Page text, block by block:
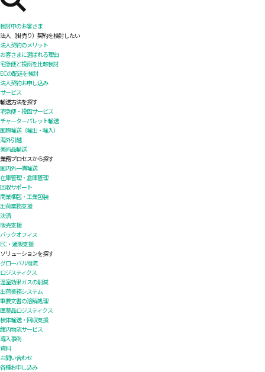
検討中のお客さま
法人（掛売り）契約を検討したい
法人契約のメリット
お客さまに選ばれる理由
宅急便と投函を比較検討
ECの配送を検討
法人契約お申し込み
サービス
輸送方法を探す
宅急便・投函サービス
チャーターパレット輸送
国際輸送（輸出・輸入）
海外引越
美術品輸送
業務プロセスから探す
国内外一貫輸送
在庫管理・倉庫管理
回収サポート
商業梱包・工業包装
出荷業務支援
決済
販売支援
バックオフィス
EC・通販支援
ソリューションを探す
グローバル物流
ロジスティクス
温室効果ガスの削減
出荷業務システム
重要文書の溶解処理
医薬品ロジスティクス
検体輸送・回収支援
館内物流サービス
導入事例
資料
お問い合わせ
各種お申し込み